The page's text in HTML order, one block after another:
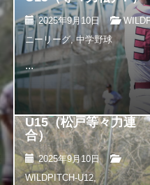
2025年9月10日
ニーリーグ,中学野球
...
WILDPITCH
U15（松戸等々力連
合）
2025年9月10日
WILDPITCH-U12,